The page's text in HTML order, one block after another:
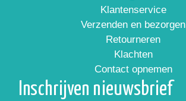
Klantenservice
Verzenden en bezorgen
Retourneren
Klachten
Contact opnemen
Inschrijven nieuwsbrief